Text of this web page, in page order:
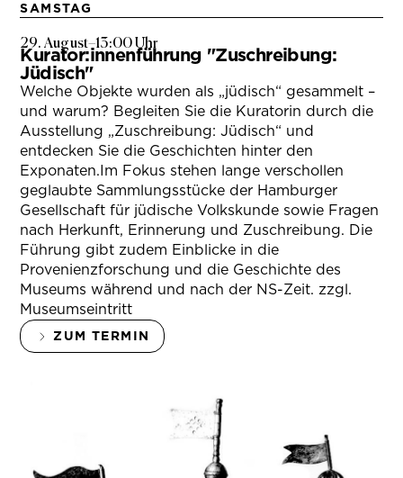
SAMSTAG
29. August–13:00 Uhr
Kurator:innenführung "Zuschreibung:
Jüdisch"
Welche Objekte wurden als „jüdisch“ gesammelt –
und warum? Begleiten Sie die Kuratorin durch die
Ausstellung „Zuschreibung: Jüdisch“ und
entdecken Sie die Geschichten hinter den
Exponaten.Im Fokus stehen lange verschollen
geglaubte Sammlungsstücke der Hamburger
Gesellschaft für jüdische Volkskunde sowie Fragen
nach Herkunft, Erinnerung und Zuschreibung. Die
Führung gibt zudem Einblicke in die
Provenienzforschung und die Geschichte des
Museums während und nach der NS-Zeit. zzgl.
Museumseintritt
ZUM TERMIN